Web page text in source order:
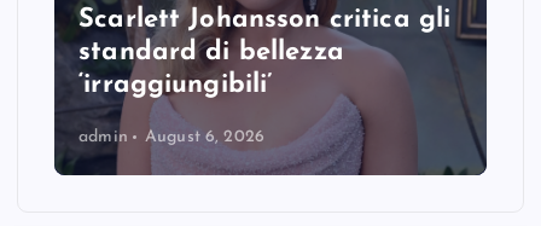
Scarlett Johansson critica gli
standard di bellezza
‘irraggiungibili’
admin August 6, 2026